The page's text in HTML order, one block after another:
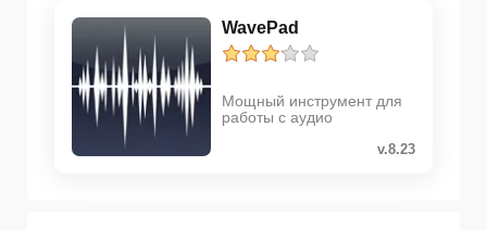
WavePad
Мощный инструмент для
работы с аудио
v.8.23